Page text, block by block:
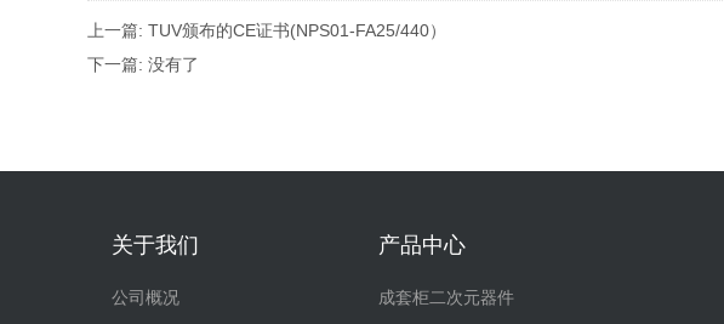
上一篇: TUV颁布的CE证书(NPS01-FA25/440）
下一篇: 没有了
关于我们
公司概况
产品中心
成套柜二次元器件